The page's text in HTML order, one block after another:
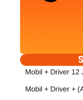
Mobil + Driver 12
Mobil + Driver +